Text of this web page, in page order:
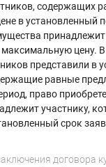
содержащих
в установленный
принадлежит
цену. В
представили в
равные
право
участнику,
срок
договора